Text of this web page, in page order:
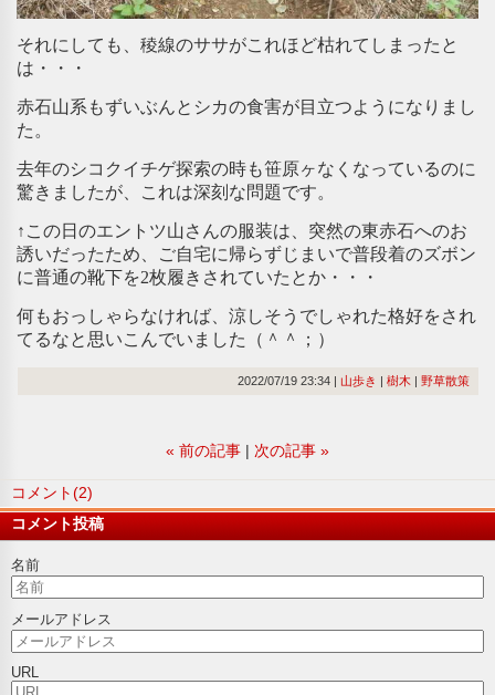
それにしても、稜線のササがこれほど枯れてしまったと
は・・・
赤石山系もずいぶんとシカの食害が目立つようになりまし
た。
去年のシコクイチゲ探索の時も笹原ヶなくなっているのに
驚きましたが、これは深刻な問題です。
↑この日のエントツ山さんの服装は、突然の東赤石へのお
誘いだったため、ご自宅に帰らずじまいで普段着のズボン
に普通の靴下を2枚履きされていたとか・・・
何もおっしゃらなければ、涼しそうでしゃれた格好をされ
てるなと思いこんでいました（＾＾；）
2022/07/19 23:34 山歩き 樹木 野草散策
« 前の記事 次の記事 »
コメント(2)
コメント投稿
名前
メールアドレス
URL